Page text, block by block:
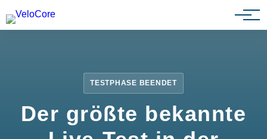
Partnerprogramm
TESTPHASE BEENDET
Der größte bekannte